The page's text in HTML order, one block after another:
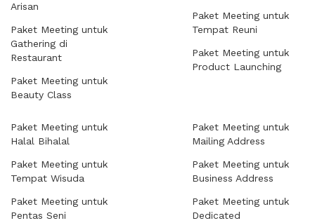
Arisan
Paket Meeting untuk
Gathering di
Restaurant
Paket Meeting untuk
Beauty Class
Paket Meeting untuk
Tempat Reuni
Paket Meeting untuk
Product Launching
Paket Meeting untuk
Halal Bihalal
Paket Meeting untuk
Tempat Wisuda
Paket Meeting untuk
Pentas Seni
Paket Meeting untuk
Mailing Address
Paket Meeting untuk
Business Address
Paket Meeting untuk
Dedicated